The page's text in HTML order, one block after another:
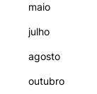
maio
julho
agosto
outubro